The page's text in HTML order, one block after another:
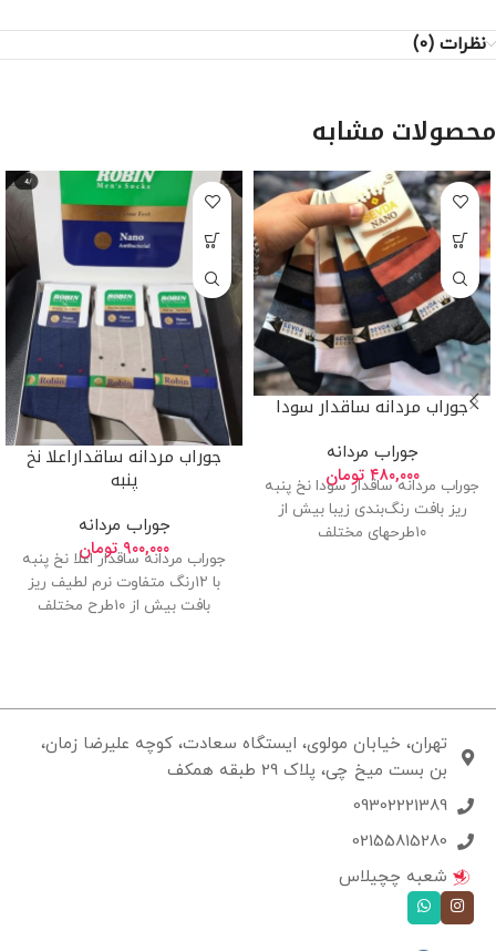
نظرات (0)
محصولات مشابه
جوراب مردانه ساقدار سودا
جوراب مردانه
۴۸۰,۰۰۰ تومان
جوراب مردانه ساقدار سودا نخ پنبه
ریز بافت رنگ‌بندی زیبا بیش از
۱۰طرحهای مختلف
جوراب مردانه ساقداراعلا نخ
پنبه
جوراب مردانه
۹۰۰,۰۰۰ تومان
جوراب مردانه ساقدار اعلا نخ پنبه
با ۱۲رنگ متفاوت نرم لطیف ریز
بافت بیش از ۱۰طرح مختلف
تهران، خیابان مولوی، ایستگاه سعادت، کوچه علیرضا زمان،
بن بست میخ چی، پلاک 29 طبقه همکف
09302221389
02155815280
شعبه چچیلاس